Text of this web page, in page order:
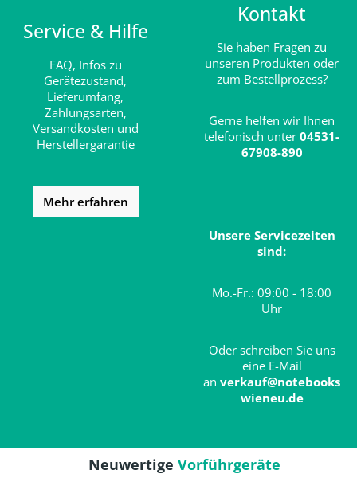
Service & Hilfe
FAQ, Infos zu
Gerätezustand,
Lieferumfang,
Zahlungsarten,
Versandkosten und
Herstellergarantie
Mehr erfahren
Kontakt
Sie haben Fragen zu
unseren Produkten oder
zum Bestellprozess?
Gerne helfen wir Ihnen
telefonisch unter 04531-
67908-890
Unsere Servicezeiten
sind:
Mo.-Fr.: 09:00 - 18:00
Uhr
Oder schreiben Sie uns
eine E-Mail
an verkauf@notebooks
wieneu.de
Neuwertige Vorführgeräte